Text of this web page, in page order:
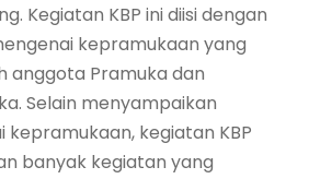
Kegiatan KBP ini diisi dengan
kepramukaan yang
anggota Pramuka dan
Selain menyampaikan
kegiatan KBP
banyak kegiatan yang